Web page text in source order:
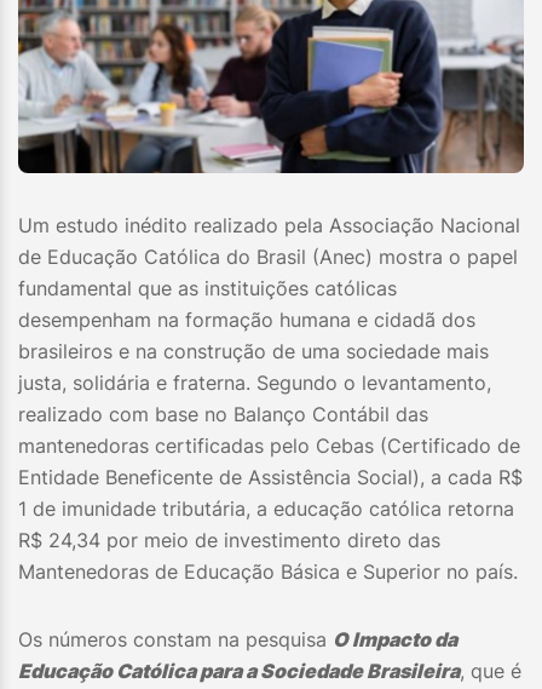
Um estudo inédito realizado pela Associação Nacional
de Educação Católica do Brasil (Anec) mostra o papel
fundamental que as instituições católicas
desempenham na formação humana e cidadã dos
brasileiros e na construção de uma sociedade mais
justa, solidária e fraterna. Segundo o levantamento,
realizado com base no Balanço Contábil das
mantenedoras certificadas pelo Cebas (Certificado de
Entidade Beneficente de Assistência Social), a cada R$
1 de imunidade tributária, a educação católica retorna
R$ 24,34 por meio de investimento direto das
Mantenedoras de Educação Básica e Superior no país.
Os números constam na pesquisa O Impacto da
Educação Católica para a Sociedade Brasileira, que é